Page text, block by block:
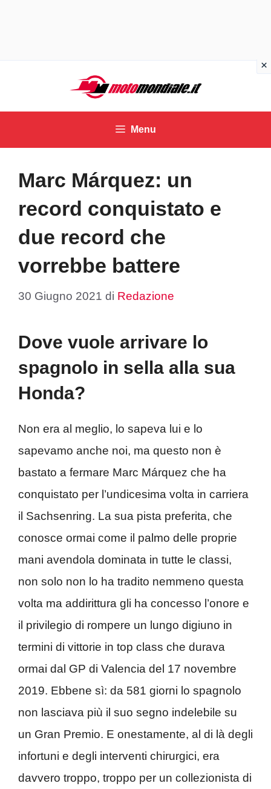
contenuto
Menu
Marc Márquez: un
record conquistato e
due record che
vorrebbe battere
30 Giugno 2021 di Redazione
Dove vuole arrivare lo
spagnolo in sella alla sua
Honda?
Non era al meglio, lo sapeva lui e lo
sapevamo anche noi, ma questo non è
bastato a fermare Marc Márquez che ha
conquistato per l’undicesima volta in carriera
il Sachsenring. La sua pista preferita, che
conosce ormai come il palmo delle proprie
mani avendola dominata in tutte le classi,
non solo non lo ha tradito nemmeno questa
volta ma addirittura gli ha concesso l’onore e
il privilegio di rompere un lungo digiuno in
termini di vittorie in top class che durava
ormai dal GP di Valencia del 17 novembre
2019. Ebbene sì: da 581 giorni lo spagnolo
non lasciava più il suo segno indelebile su
un Gran Premio. E onestamente, al di là degli
infortuni e degli interventi chirurgici, era
davvero troppo, troppo per un collezionista di